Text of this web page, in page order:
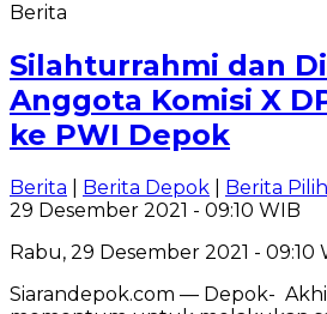
Berita
Silahturrahmi dan
Anggota Komisi X
ke PWI Depok
Berita Berita Depok Berita
29 Desember 2021 - 09:10 WIB
Rabu, 29 Desember 2021 - 09:10
Siarandepok.com — Depok-